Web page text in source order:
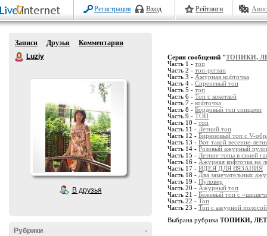
Регистрация Вход Рейтинги
Записи Друзья
Комментарии
Luziy
В друзья
-
Рубрики
Серия сообщений "ТОПИКИ,
Часть 1 - топ
Часть 2 - топ-реглан
Часть 3 - Ажурная кофточка
Часть 4 - Сиреневый топ
Часть 5 - топ
Часть 6 - Топ с кокеткой
Часть 7 - кофточка
Часть 8 - Бордовый топ спицами
Часть 9 - ТОП
Часть 10 - топ
Часть 11 - Летний топ
Часть 12 - Бирюзовый топ с V-
Часть 13 - Вот такой весенне-
Часть 14 - Розовый ажурный
Часть 15 - Летние топы в синей
Часть 16 - Ажурная кофточка на
Часть 17 - ИДЕЯ ДЛЯ ВЯЗАНИЯ
Часть 18 - Два замечательных
Часть 19 - Пуловер
Часть 20 - Ажурный топ
Часть 21 - Бежевый топ с
Часть 22 - Топ
Часть 23 - Топ с ажурной полосой
Выбрана рубрика ТОПИКИ,